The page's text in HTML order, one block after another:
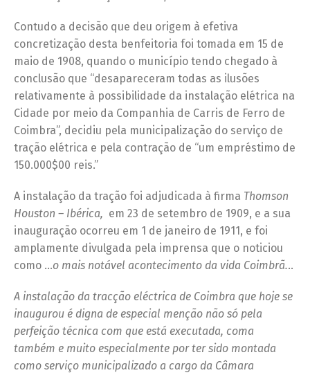
Contudo a decisão que deu origem à efetiva
concretização desta benfeitoria foi tomada em 15 de
maio de 1908, quando o município tendo chegado à
conclusão que “desapareceram todas as ilusões
relativamente à possibilidade da instalação elétrica na
Cidade por meio da Companhia de Carris de Ferro de
Coimbra”, decidiu pela municipalização do serviço de
tração elétrica e pela contração de “um empréstimo de
150.000$00 reis.”
A instalação da tração foi adjudicada à firma Thomson
Houston – Ibérica, em 23 de setembro de 1909, e a sua
inauguração ocorreu em 1 de janeiro de 1911, e foi
amplamente divulgada pela imprensa que o noticiou
como …o mais notável acontecimento da vida Coimbrã...
A instalação da tracção eléctrica de Coimbra que hoje se
inaugurou é digna de especial menção não só pela
perfeição técnica com que está executada, coma
também e muito especialmente por ter sido montada
como serviço municipalizado a cargo da Câmara